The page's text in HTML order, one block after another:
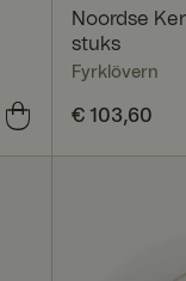
Noordse
stuks
Fyrklövern
Prijs:€
€ 103,60